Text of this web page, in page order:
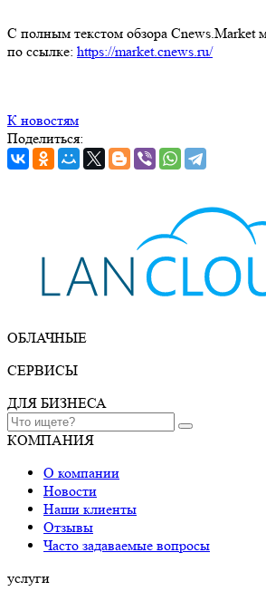
С полным текстом обзора Cnews.Market
по ссылке: https://market.cnews.ru/
К новостям
Поделиться:
ОБЛАЧНЫЕ
СЕРВИСЫ
ДЛЯ БИЗНЕСА
КОМПАНИЯ
О компании
Новости
Наши клиенты
Отзывы
Часто задаваемые вопросы
услуги